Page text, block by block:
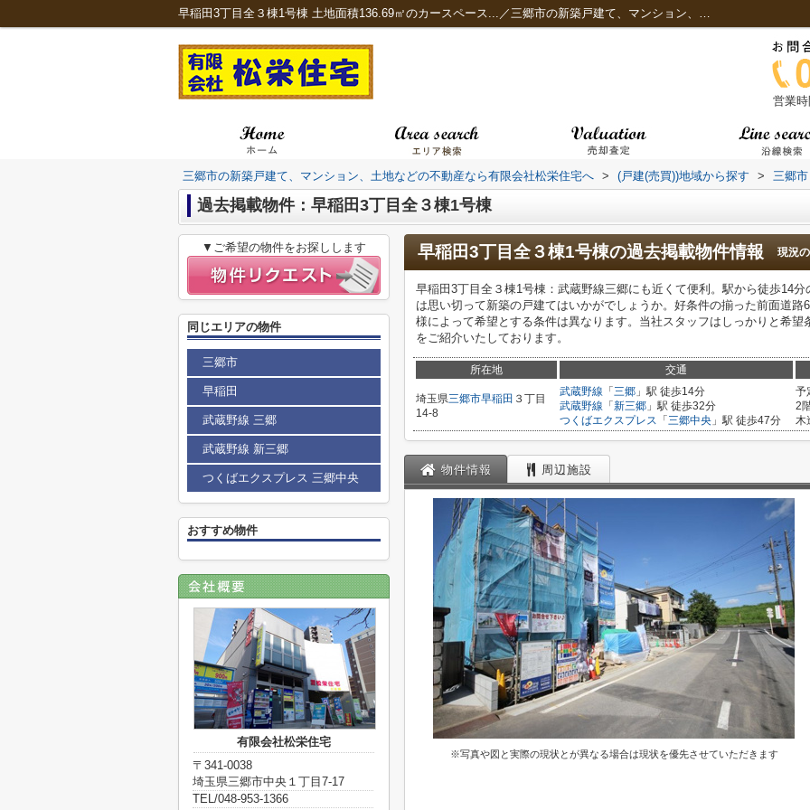
早稲田3丁目全３棟1号棟 土地面積136.69㎡のカースペース...／三郷市の新築戸建て、マンション、土地などの不動産なら有限会社松栄住宅へ
営業
三郷市の新築戸建て、マンション、土地などの不動産なら有限会社松栄住宅へ > (戸建(売買))地域から探す > 三郷市
過去掲載物件：早稲田3丁目全３棟1号棟
早稲田3丁目全３棟1号棟の過去掲載物件情報 現況
早稲田3丁目全３棟1号棟：武蔵野線三郷にも近くて便利。駅から徒歩14
は思い切って新築の戸建てはいかがでしょうか。好条件の揃った前面道
様によって希望とする条件は異なります。当社スタッフはしっかりと希
をご紹介いたしております。
所在地 交通
埼玉県三郷市早稲田 ３丁目
14-8
武蔵野線 「 三郷 」駅 徒歩14分
武蔵野線 「 新三郷 」駅 徒歩32分
つくばエクスプレス 「 三郷中央 」駅 徒歩47分
予
2
木
物件情報 周辺施設
※写真や図と実際の現状とが異なる場合は現状を優先させていただきます
▼ご希望の物件をお探しします
同じエリアの物件
三郷市
早稲田
武蔵野線 三郷
武蔵野線 新三郷
つくばエクスプレス 三郷中央
おすすめ物件
有限会社松栄住宅
〒341-0038
埼玉県三郷市中央１丁目7-17
TEL/048-953-1366